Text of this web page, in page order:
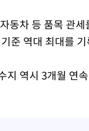
동차 등 품목 관
준 역대 최대를
지 역시 3개월 연